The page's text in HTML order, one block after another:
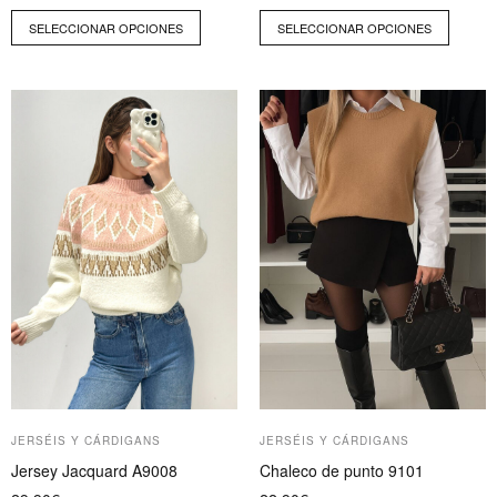
SELECCIONAR OPCIONES SELECCIONAR OPCIONES
JERSÉIS Y CÁRDIGANS
Jersey Jacquard A9008
múltiples
variantes.
opciones
pueden
elegir
la
página
de
producto
JERSÉIS Y CÁRDIGANS
Chaleco de punto 9101